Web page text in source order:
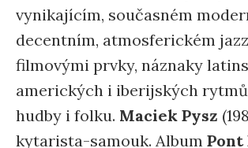
vynikajícím, současném
decentním, atmosferickém
filmovými prvky, náznaky
amerických i iberijských
hudby i folku. Maciek Pysz
kytarista-samouk. Album Pont